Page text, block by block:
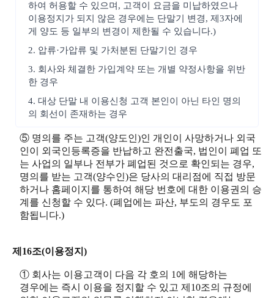
하여 허용할 수 있으며, 고객이 요금을 미납하였으나
이용정지가 되지 않은 경우에는 단말기 변경, 제3자에
게 양도 등 일부의 변경이 제한될 수 있습니다.)
2. 압류·가압류 및 가처분된 단말기인 경우
3. 회사와 체결한 가입계약 또는 개별 약정사항을 위반
한 경우
4. 대상 단말 내 이용신청 고객 본인이 아닌 타인 명의
의 회선이 존재하는 경우
⑤ 명의를 주는 고객(양도인)인 개인이 사망하거나 외국
인이 외국인등록증을 반납하고 완전출국, 법인이 폐업 또
는 사업의 일부나 전부가 폐업된 것으로 확인되는 경우,
명의를 받는 고객(양수인)은 당사의 대리점에 직접 방문
하거나 홈페이지를 통하여 해당 번호에 대한 이용권의 승
계를 신청할 수 있다. (폐업에는 파산, 부도의 경우도 포
함됩니다.)
제16조(이용정지)
① 회사는 이용고객이 다음 각 호의 1에 해당하는
경우에는 즉시 이용을 정지할 수 있고 제10조의 규정에